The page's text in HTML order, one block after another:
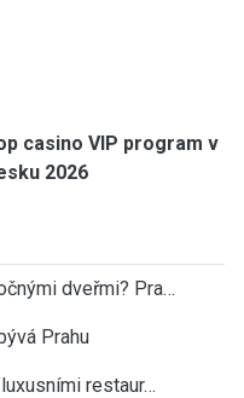
casino VIP program v
2026
dveřmi? Pra…
Prahu
restaur…